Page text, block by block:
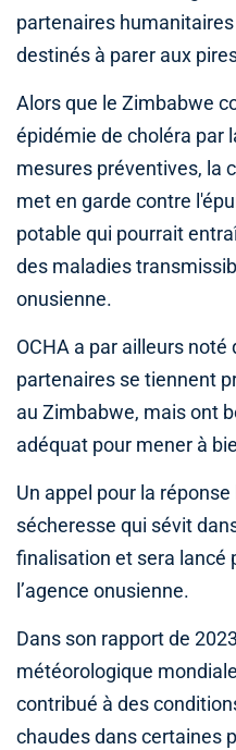
partenaires
destinés à parer aux
Alors que le Zimbabwe
épidémie de choléra par
mesures préventives, la
met en garde contre
potable qui pourrait
des maladies
onusienne.
OCHA a par ailleurs noté
partenaires se tiennent
au Zimbabwe, mais ont
adéquat pour mener à
Un appel pour la
sécheresse qui sévit
finalisation et sera lancé
l’agence onusienne.
Dans son rapport de
météorologique
contribué à des
chaudes dans certaines